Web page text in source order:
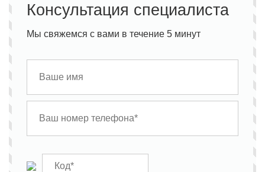
Консультация специалиста
Мы свяжемся с вами в течение 5 минут